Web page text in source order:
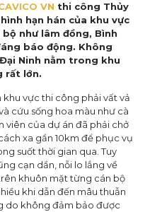
VN thi công Thủy
hạn hán của khu vực
như lâm đồng, Bình
báo động. Không
Ninh nằm trong khu
rất lớn.
vực thi công phải vất vả
cứu sống hoa màu như cà
viên của dự án đã phải chở
xa gần 10km để phục vụ
suốt thời gian qua. Tuy
cạn dần, nỗi lo lắng về
khuôn mặt từng cán bộ
khi dẫn đến mâu thuẫn
do không đảm bảo được